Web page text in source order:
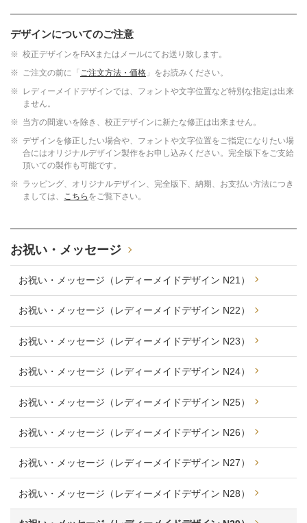
デザインについてのご注意
※ 校正デザインをFAXまたはメールにてお送り致します。
※ ご注文の前に「 ご注文方法・価格 」をお読みください。
※
レディーメイドデザインでは、フォントや文字位置など特別な指定は出来
ません。
※ 当方の間違いを除き、校正デザインに新たな修正は出来ません。
※ デザインを修正したい場合や、フォントや文字位置をご指定になりたい場
合にはオリジナルデザイン製作をお申し込みください。完全版下をご支給
頂いての製作も可能です。
※ ラッピング、オリジナルデザイン、完全版下、納期、お支払い方法につき
ましては、 こちら をご覧下さい。
お祝い・メッセージ
お祝い・メッセージ（レディーメイドデザイン N21）
お祝い・メッセージ（レディーメイドデザイン N22）
お祝い・メッセージ（レディーメイドデザイン N23）
お祝い・メッセージ（レディーメイドデザイン N24）
お祝い・メッセージ（レディーメイドデザイン N25）
お祝い・メッセージ（レディーメイドデザイン N26）
お祝い・メッセージ（レディーメイドデザイン N27）
お祝い・メッセージ（レディーメイドデザイン N28）